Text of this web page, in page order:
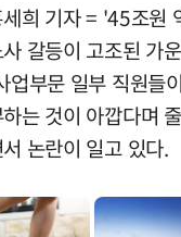
희 기자 = '45조원
갈등이 고조된 가
업부문 일부 직원들
는 것이 아깝다며
논란이 일고 있다.